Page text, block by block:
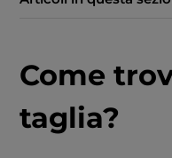
Come
taglia?